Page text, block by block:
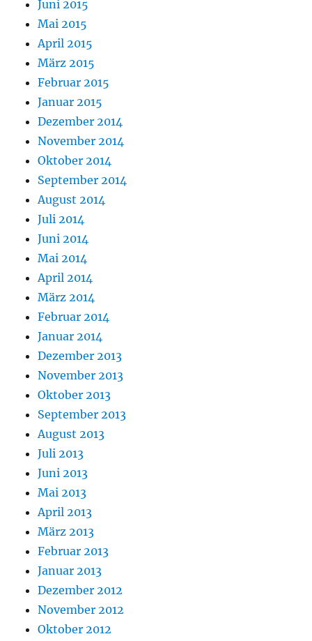
Juni 2015
Mai 2015
April 2015
März 2015
Februar 2015
Januar 2015
Dezember 2014
November 2014
Oktober 2014
September 2014
August 2014
Juli 2014
Juni 2014
Mai 2014
April 2014
März 2014
Februar 2014
Januar 2014
Dezember 2013
November 2013
Oktober 2013
September 2013
August 2013
Juli 2013
Juni 2013
Mai 2013
April 2013
März 2013
Februar 2013
Januar 2013
Dezember 2012
November 2012
Oktober 2012